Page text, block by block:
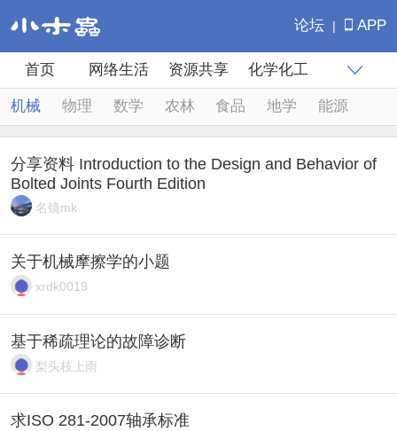
APP
|
论坛
首页 网络生活 资源共享 化学化工
专业学科 科研生活 生物医药 材料 计算模拟
学术交流 出国留学 注册执考
机械 物理 数学 农林 食品 地学 能源
信息科学 理工农林
分享资料 Introduction to the Design and Behavior of
Bolted Joints Fourth Edition
名镜mk
关于机械摩擦学的小题
xrdk0019
基于稀疏理论的故障诊断
梨头枝上雨
求ISO 281-2007轴承标准